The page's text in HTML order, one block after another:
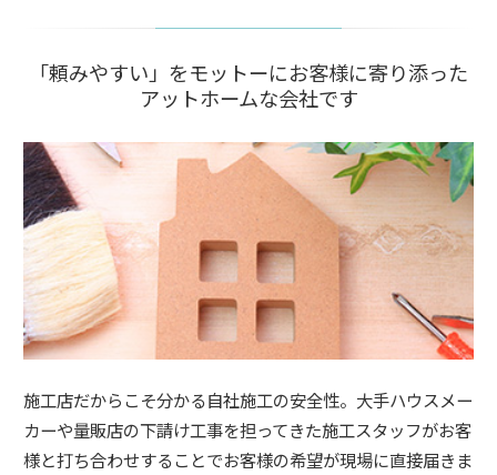
「頼みやすい」をモットーにお客様に寄り添った
アットホームな会社です
施工店だからこそ分かる自社施工の安全性。大手ハウスメー
カーや量販店の下請け工事を担ってきた施工スタッフがお客
様と打ち合わせすることでお客様の希望が現場に直接届きま